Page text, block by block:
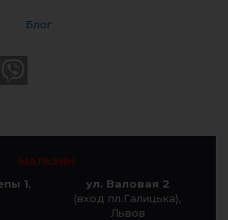
Блог
МАГАЗИН
1,
ул. Валовая 2
(вход пл.Галицька),
Львов